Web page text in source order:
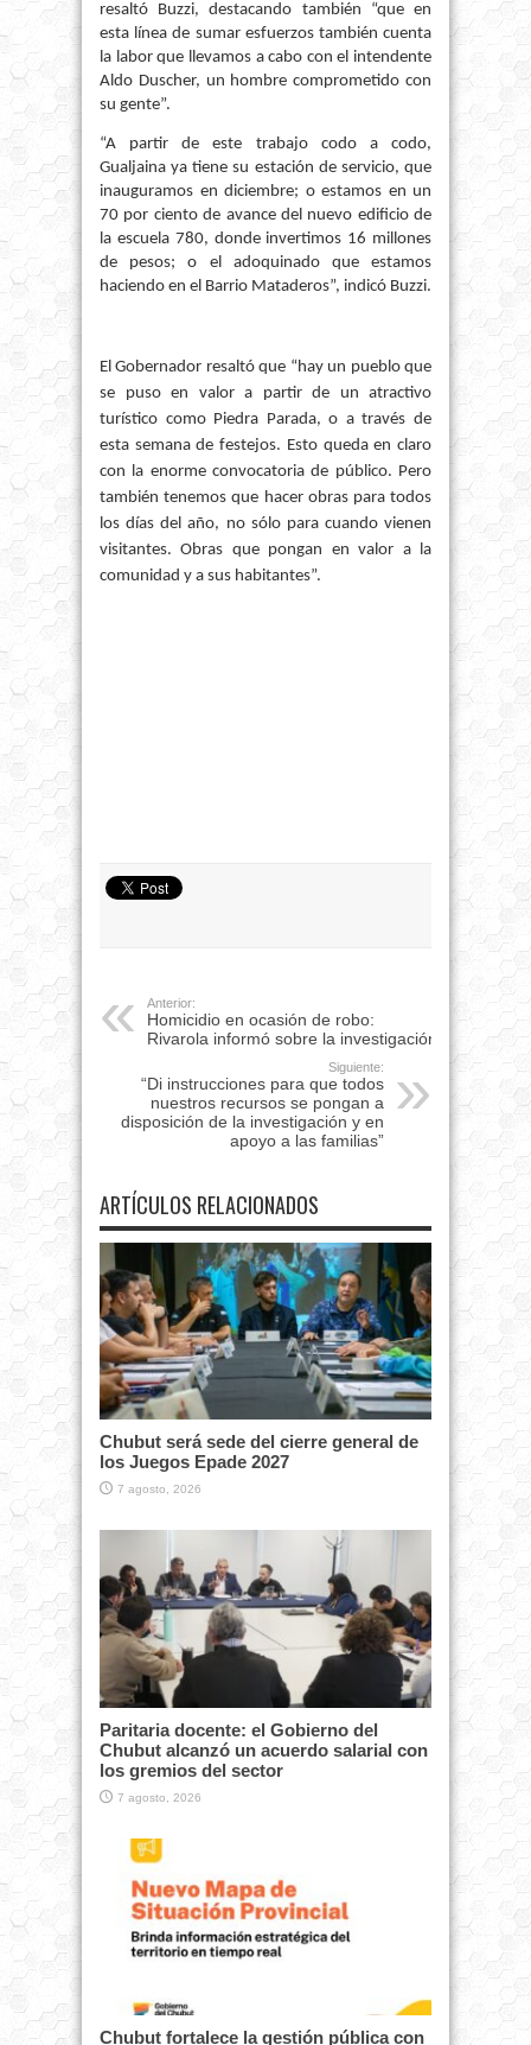
resaltó Buzzi, destacando también “que en
esta línea de sumar esfuerzos también cuenta
la labor que llevamos a cabo con el intendente
Aldo Duscher, un hombre comprometido con
su gente”.
“A partir de este trabajo codo a codo,
Gualjaina ya tiene su estación de servicio, que
inauguramos en diciembre; o estamos en un
70 por ciento de avance del nuevo edificio de
la escuela 780, donde invertimos 16 millones
de pesos; o el adoquinado que estamos
haciendo en el Barrio Mataderos”, indicó Buzzi.
El Gobernador resaltó que “hay un pueblo que
se puso en valor a partir de un atractivo
turístico como Piedra Parada, o a través de
esta semana de festejos. Esto queda en claro
con la enorme convocatoria de público. Pero
también tenemos que hacer obras para todos
los días del año, no sólo para cuando vienen
visitantes. Obras que pongan en valor a la
comunidad y a sus habitantes”.
Anterior:
Homicidio en ocasión de robo:
Rivarola informó sobre la investigación
Siguiente:
“Di instrucciones para que todos
nuestros recursos se pongan a
disposición de la investigación y en
apoyo a las familias”
ARTÍCULOS RELACIONADOS
Chubut será sede del cierre general de
los Juegos Epade 2027
7 agosto, 2026
Paritaria docente: el Gobierno del
Chubut alcanzó un acuerdo salarial con
los gremios del sector
7 agosto, 2026
Chubut fortalece la gestión pública con